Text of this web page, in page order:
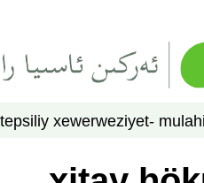
tepsiliy xewerweziyet-